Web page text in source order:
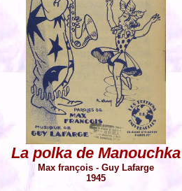
La polka de Manouchka
Max françois - Guy Lafarge
1945